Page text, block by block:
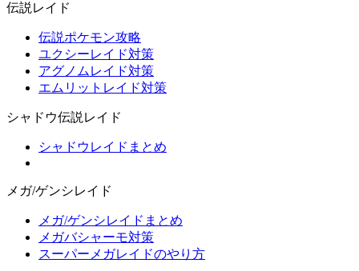
伝説レイド
伝説ポケモン攻略
ユクシーレイド対策
アグノムレイド対策
エムリットレイド対策
シャドウ伝説レイド
シャドウレイドまとめ
メガ/ゲンシレイド
メガ/ゲンシレイドまとめ
メガバシャーモ対策
スーパーメガレイドのやり方